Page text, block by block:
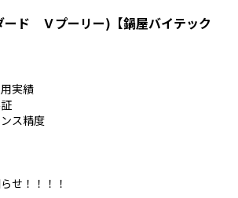
ード Ｖプーリー)【鍋屋バイテック
実績
ス精度
！！！！